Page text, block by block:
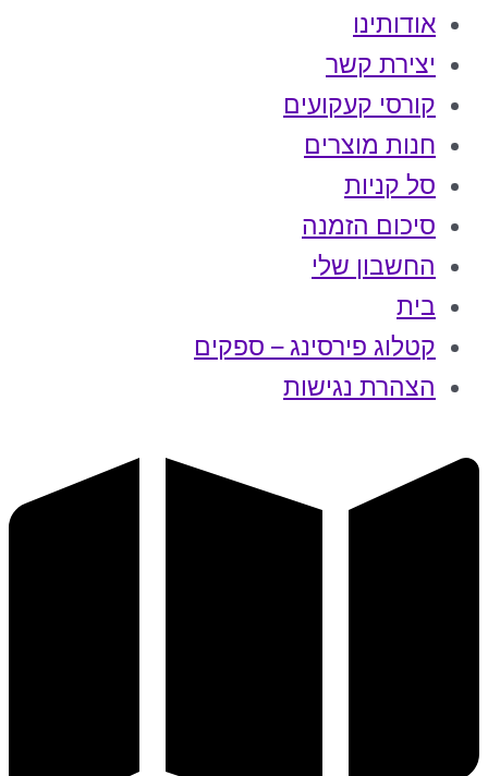
אודותינו
יצירת קשר
קורסי קעקועים
חנות מוצרים
סל קניות
סיכום הזמנה
החשבון שלי
בית
קטלוג פירסינג – ספקים
הצהרת נגישות